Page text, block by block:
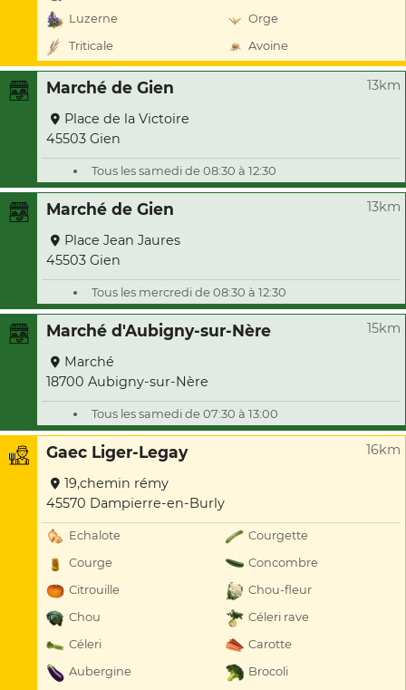
Luzerne
Orge
Triticale
Avoine
Marché de Gien 13km
Place de la Victoire
45503 Gien
Tous les samedi de 08:30 à 12:30
Marché de Gien 13km
Place Jean Jaures
45503 Gien
Tous les mercredi de 08:30 à 12:30
Marché d'Aubigny-sur-Nère 15km
Marché
18700 Aubigny-sur-Nère
Tous les samedi de 07:30 à 13:00
Gaec Liger-Legay 16km
19,chemin rémy
45570 Dampierre-en-Burly
Echalote
Courgette
Courge
Concombre
Citrouille
Chou-fleur
Chou
Céleri rave
Céleri
Carotte
Aubergine
Brocoli